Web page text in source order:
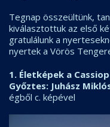
Tegnap összeültünk,
kiválasztottuk az első
gratulálunk a
nyertek a Vörös
1. Életképek a
Győztes: Juhász
égből c. képével